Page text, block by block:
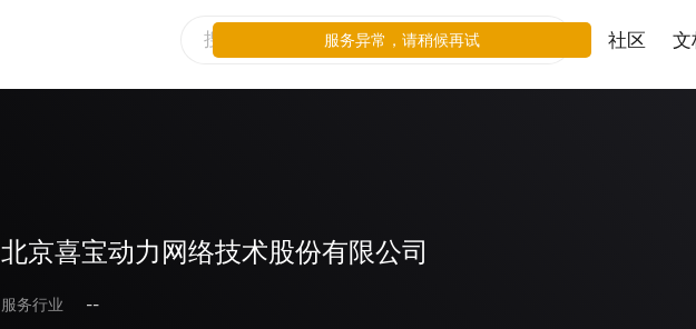
社区 文
北京喜宝动力网络技术股份有限公司
服务行业
--
服务异常，请稍候再试